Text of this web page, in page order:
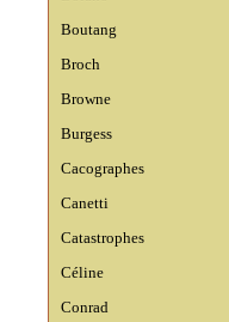
Boutang
Broch
Browne
Burgess
Cacographes
Canetti
Catastrophes
Céline
Conrad